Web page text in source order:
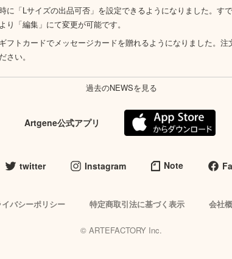
に「Lサイズの出品可否」を設定できるようになりました。す
り「編集」にて変更が可能です。
フトカードでメッセージカードを贈れるようになりました。
さい。
過去のNEWSを見る
Artgene公式アプリ
twitter Instagram Note
イバシーポリシー 特定商取引法に基づく表示 会社
© ARTEFACTORY Inc.